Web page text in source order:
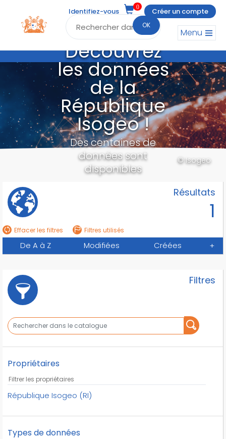
OK
Menu
Identifiez-vous
0
Créer un compte
Découvrez
les données
de la
République
Isogeo !
Des centaines de
données sont
disponibles
© Isogeo
Résultats
1
Effacer les filtres Filtres utilisés
De A à Z Modifiées Créées +
Filtres
Propriétaires
République Isogeo (RI)
Types de données